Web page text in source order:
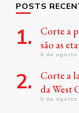
POSTS
Corte a
são as
6 de agosto
Corte a
da West
5 de agosto